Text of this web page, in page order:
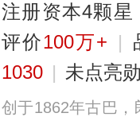
注册资本4颗星
评价100万+ |
1030 | 未点亮
创于1862年古巴